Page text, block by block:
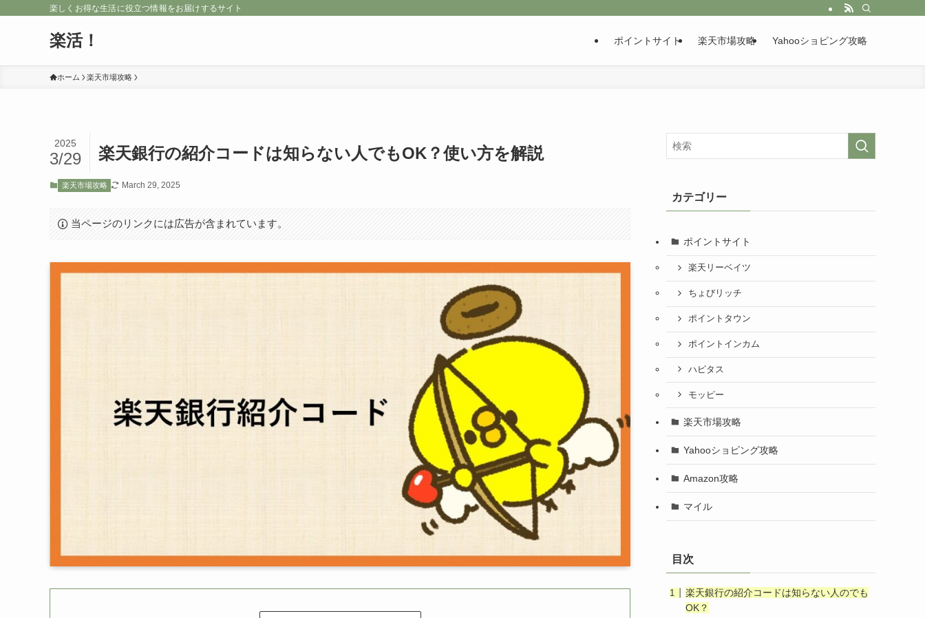
楽しくお得な生活に役立つ情報をお届けするサイト
楽活！ ポイントサイト 楽天市場攻略 Yahooショピング攻略
ホーム 楽天市場攻略
楽天銀行の紹介コードは知らない人でもOK？使い方を解説
2025
3/29
楽天市場攻略 March 29, 2025
当ページのリンクには広告が含まれています。
カテゴリー
ポイントサイト
楽天リーベイツ
ちょびリッチ
ポイントタウン
ポイントインカム
ハピタス
モッピー
楽天市場攻略
Yahooショピング攻略
Amazon攻略
マイル
目次
楽天銀行の紹介コードは知らない人のでも
OK？